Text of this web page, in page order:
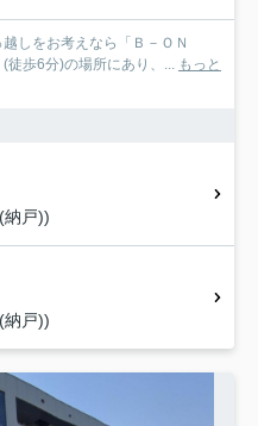
しをお考えなら「Ｂ－ＯＮ
徒歩6分)の場所にあり、... もっと
納戸))
納戸))